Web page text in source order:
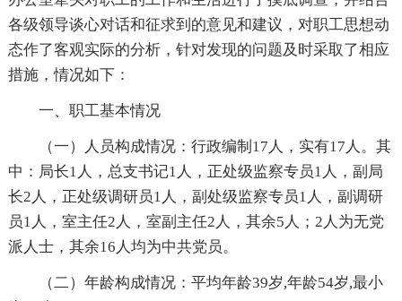
各级领导谈心对话和征求到的意见和建议，对职工思想动
态作了客观实际的分析，针对发现的问题及时采取了相应
措施，情况如下：
一、职工基本情况
（一）人员构成情况：行政编制17人，实有17人。其
中：局长1人，总支书记1人，正处级监察专员1人，副局
长2人，正处级调研员1人，副处级监察专员1人，副调研
员1人，室主任2人，室副主任2人，其余5人；2人为无党
派人士，其余16人均为中共党员。
（二）年龄构成情况：平均年龄39岁,年龄54岁,最小